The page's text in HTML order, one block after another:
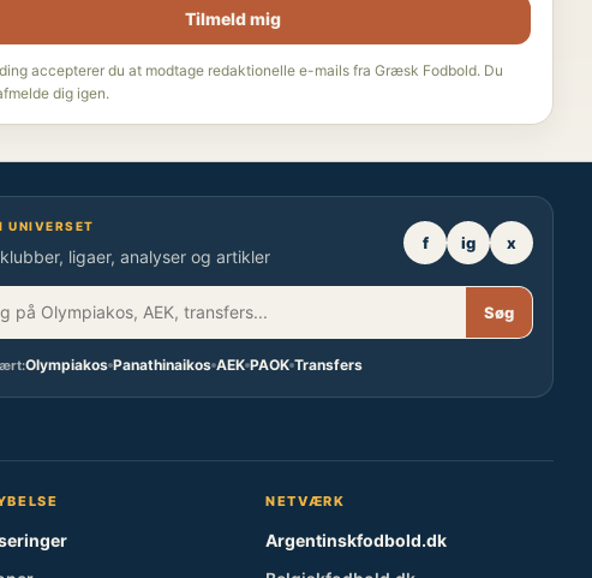
Tilmeld mig
accepterer du at modtage redaktionelle e-mails fra Græsk Fodbold. Du
dig igen.
UNIVERSET
ligaer, analyser og artikler
f ig x
Søg
Olympiakos Panathinaikos AEK PAOK Transfers
NETVÆRK
Argentinskfodbold.dk